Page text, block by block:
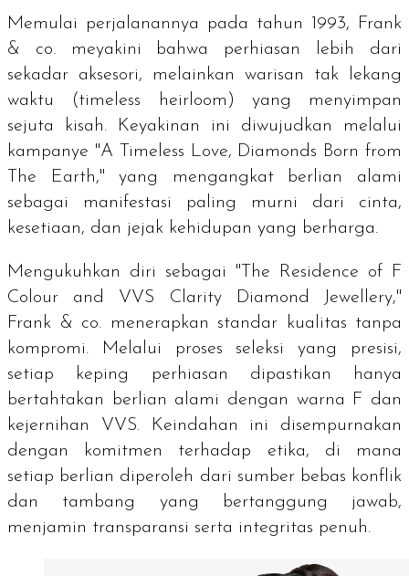
Memulai perjalanannya pada tahun 1993, Frank
& co. meyakini bahwa perhiasan lebih dari
sekadar aksesori, melainkan warisan tak lekang
waktu (timeless heirloom ) yang menyimpan
sejuta kisah. Keyakinan ini diwujudkan melalui
kampanye "A Timeless Love, Diamonds Born from
The Earth," yang mengangkat berlian alami
sebagai manifestasi paling murni dari cinta,
kesetiaan, dan jejak kehidupan yang berharga.
Mengukuhkan diri sebagai " The Residence of F
Colour and VVS Clarity Diamond Jewellery,"
Frank & co. menerapkan standar kualitas tanpa
kompromi. Melalui proses seleksi yang presisi,
setiap keping perhiasan dipastikan hanya
bertahtakan berlian alami dengan warna F dan
kejernihan VVS. Keindahan ini disempurnakan
dengan komitmen terhadap etika, di mana
setiap berlian diperoleh dari sumber bebas konflik
dan tambang yang bertanggung jawab,
menjamin transparansi serta integritas penuh.